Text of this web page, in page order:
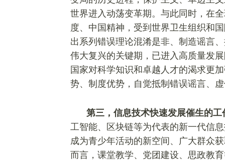
世界进入动荡变革期。与此同时，在
度、中国精神，受到世界卫生组织和
出系列错误理论混淆是非、制造谣言
伟大复兴的关键期，已进入高质量发
国家对科学知识和卓越人才的渴求更
势、制度优势，自觉抵制错误谣言、
第三，信息技术快速发展催生的工
工智能、区块链等为代表的新一代信
成为青少年活动的新空间、广大群众
而言，课堂教学、党团建设、思政教